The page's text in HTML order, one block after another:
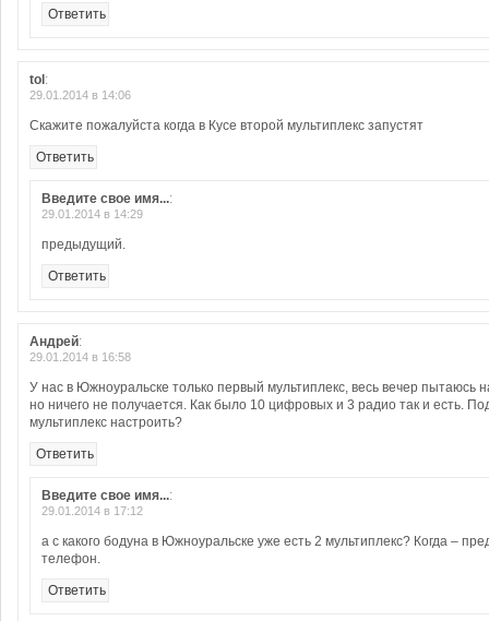
Ответить
tol :
29.01.2014 в 14:06
Скажите пожалуйста когда в Кусе второй мультиплекс запустят
Ответить
Введите свое имя...:
29.01.2014 в 14:29
предыдущий.
Ответить
Андрей:
29.01.2014 в 16:58
У нас в Южноуральске только первый мультиплекс, весь вечер пытаюсь
но ничего не получается. Как было 10 цифровых и 3 радио так и есть.
мультиплекс настроить?
Ответить
Введите свое имя...:
29.01.2014 в 17:12
а с какого бодуна в Южноуральске уже есть 2 мультиплекс? Когда –
телефон.
Ответить